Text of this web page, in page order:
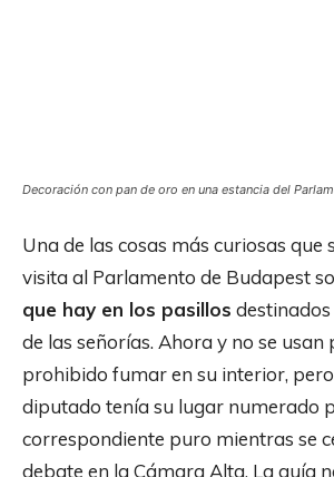
Decoración con pan de oro en una estancia del
Una de las cosas más curiosas que
visita al Parlamento de Budapest
que hay en los pasillos
de las señorías. Ahora y no se usan
prohibido fumar en su interior,
diputado tenía su lugar numerado
correspondiente puro mientras se
debate en la Cámara Alta. La guía